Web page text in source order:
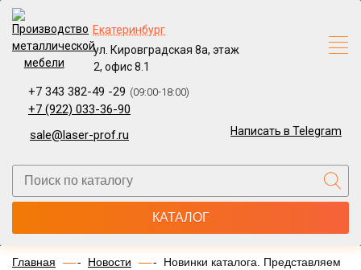
Екатеринбург
ул. Кировградская 8а, этаж
2, офис 8.1
+7 343 382-49 -29 (09:00-18:00)
+7 (922) 033-36-90
sale@laser-prof.ru
Написать в Telegram
КАТАЛОГ
Главная Новости
Новинки каталога. Представляем